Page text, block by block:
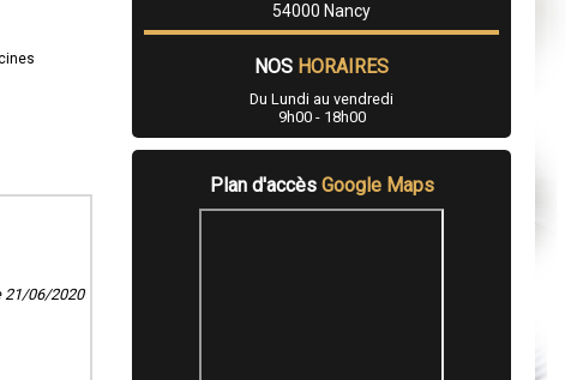
21/06/2020
54000 Nancy
NOS HORAIRES
Du Lundi au vendredi
9h00 - 18h00
Plan d'accès Google Maps